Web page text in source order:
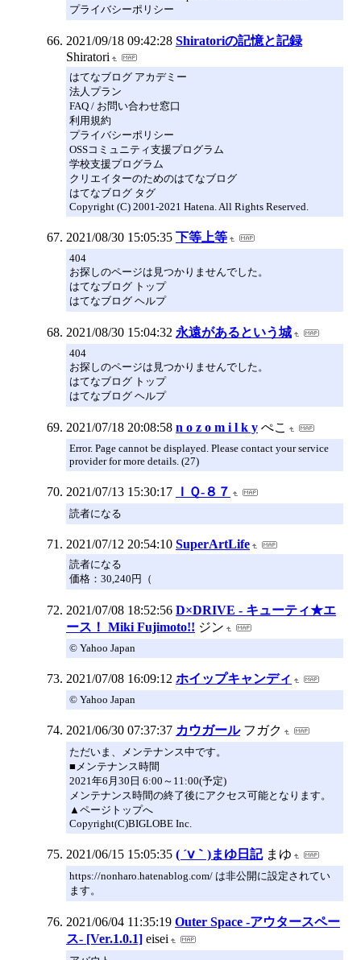
プライバシーポリシー
2021/09/18 09:42:28 Shiratoriの記憶と記録
Shiratori
はてなブログ アカデミー
法人プラン
FAQ / お問い合わせ窓口
利用規約
プライバシーポリシー
OSSコミュニティ支援プログラム
学校支援プログラム
クリエイターのためのはてなブログ
はてなブログ タグ
Copyright (C) 2001-2021 Hatena. All Rights Reserved.
2021/08/30 15:05:35 下等上等
404
お探しのページは見つかりませんでした。
はてなブログ トップ
はてなブログ ヘルプ
2021/08/30 15:04:32 永遠があるという城
404
お探しのページは見つかりませんでした。
はてなブログ トップ
はてなブログ ヘルプ
2021/07/18 20:08:58 n o z o m i l k y ぺこ
Error. Page cannot be displayed. Please contact your service
provider for more details. (27)
2021/07/13 15:30:17 ＩＱ-８７
読者になる
2021/07/12 20:54:10 SuperArtLife
読者になる
価格：30,240円（
2021/07/08 18:52:56 D×DRIVE - キューティ★エ
ース！ Miki Fujimoto!! ジン
© Yahoo Japan
2021/07/08 16:09:12 ホイップキャンディ
© Yahoo Japan
2021/06/30 07:37:37 カウガール フガク
ただいま、メンテナンス中です。
■メンテナンス時間
2021年6月30日 6:00～11:00(予定)
メンテナンス時間の終了後にアクセス可能となります。
▲ページトップへ
Copyright(C)BIGLOBE Inc.
2021/06/15 15:05:35 ( ´ⅴ｀)まゆ日記 まゆ
https://nonharo.hatenablog.com/ は非公開に設定されてい
ます。
2021/06/04 11:35:19 Outer Space -アウタースペー
ス- [Ver.1.0.1] eisei